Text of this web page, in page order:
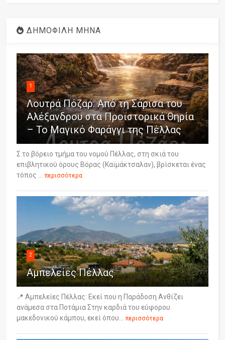
ΔΗΜΟΦΙΛΗ ΜΗΝΑ
1
Λουτρά Πόζαρ: Από τη Σάρισα του
Αλέξανδρου στα Προϊστορικά Θηρία
– Το Μαγικό Φαράγγι της Πέλλας
Σ το βόρειο τμήμα του νομού Πέλλας, στη σκιά του
επιβλητικού όρους Βόρας (Καϊμάκτσαλαν), βρίσκεται ένας
τόπος ...
περισσότερα
2
Αμπελείες Πέλλας
📍 Αμπελείες Πέλλας: Εκεί που η Παράδοση Ανθίζει
ανάμεσα στα Ποτάμια Στην καρδιά του εύφορου
μακεδονικού κάμπου, εκεί όπου...
περισσότερα